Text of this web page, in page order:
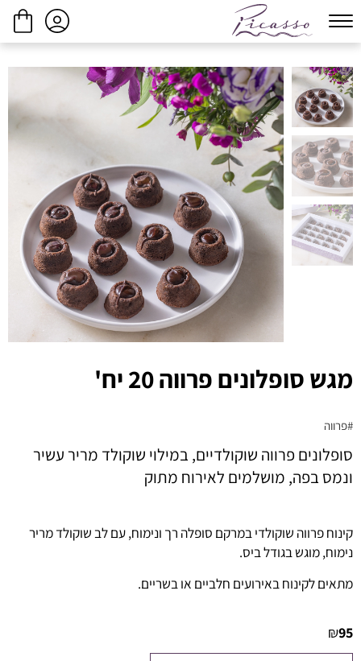
ביצוע הזמנה המשך בקנייה
מגש סופלונים פרווה 20 יח'
#פרווה
סופלונים פרווה שוקולדיים, במילוי שוקולד מריר עשיר
ונמס בפה, מושלמים לאירוח מתוק
קינוח פרווה שוקולדי במרקם סופלה רך ונימוח, עם לב שוקולד מריר
נימוח, מוגש בגודל ביס.
מתאים לקינוח באירועים חלביים או בשריים.
95
₪